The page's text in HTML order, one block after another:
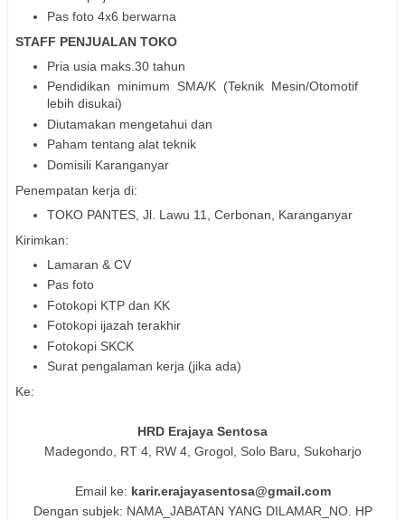
Pas foto 4x6 berwarna
STAFF PENJUALAN TOKO
Pria usia maks.30 tahun
Pendidikan minimum SMA/K (Teknik Mesin/Otomotif
lebih disukai)
Diutamakan mengetahui dan
Paham tentang alat teknik
Domisili Karanganyar
Penempatan kerja di:
TOKO PANTES, Jl. Lawu 11, Cerbonan, Karanganyar
Kirimkan:
Lamaran & CV
Pas foto
Fotokopi KTP dan KK
Fotokopi ijazah terakhir
Fotokopi SKCK
Surat pengalaman kerja (jika ada)
Ke:
HRD Erajaya Sentosa
Madegondo, RT 4, RW 4, Grogol, Solo Baru, Sukoharjo
Email ke: karir.erajayasentosa@gmail.com
Dengan subjek: NAMA_JABATAN YANG DILAMAR_NO. HP